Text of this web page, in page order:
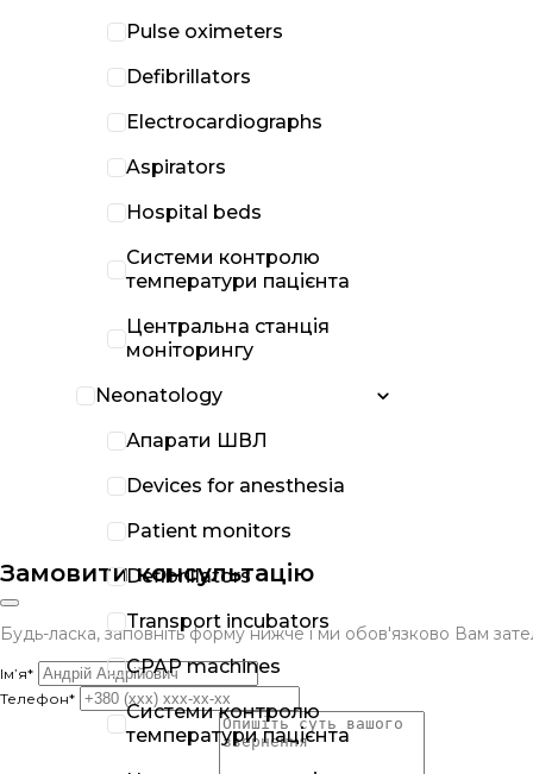
Замовити консультацію
Будь-ласка, заповніть форму нижче і ми обов'язково Вам
Ім’я*
Телефон*
Pulse oximeters
Defibrillators
Electrocardiographs
Aspirators
Hospital beds
Системи контролю
температури пацієнта
Центральна станція
моніторингу
Neonatology
Апарати ШВЛ
Devices for anesthesia
Patient monitors
Defibrillators
Transport incubators
CPAP machines
Системи контролю
температури пацієнта